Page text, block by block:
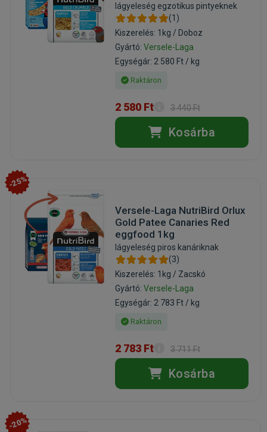
lágyeleség egzotikus pintyeknek
(1)
Kiszerelés: 1kg / Doboz
Gyártó: Versele-Laga
Egységár: 2 580 Ft / kg
Raktáron
2 580 Ft 3 440 Ft
Kosárba
-25%
Versele-Laga NutriBird Orlux
Gold Patee Canaries Red
eggfood 1kg
lágyeleség piros kanáriknak
(3)
Kiszerelés: 1kg / Zacskó
Gyártó: Versele-Laga
Egységár: 2 783 Ft / kg
Raktáron
2 783 Ft 3 711 Ft
Kosárba
-20%